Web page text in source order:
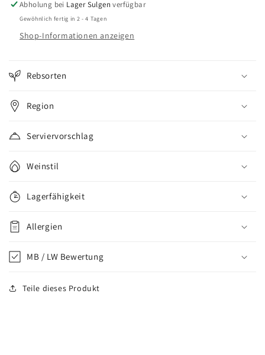
Abholung bei Lager Sulgen verfügbar
Gewöhnlich fertig in 2 - 4 Tagen
Shop-Informationen anzeigen
Rebsorten
Region
Serviervorschlag
Weinstil
Lagerfähigkeit
Allergien
MB / LW Bewertung
Teile dieses Produkt